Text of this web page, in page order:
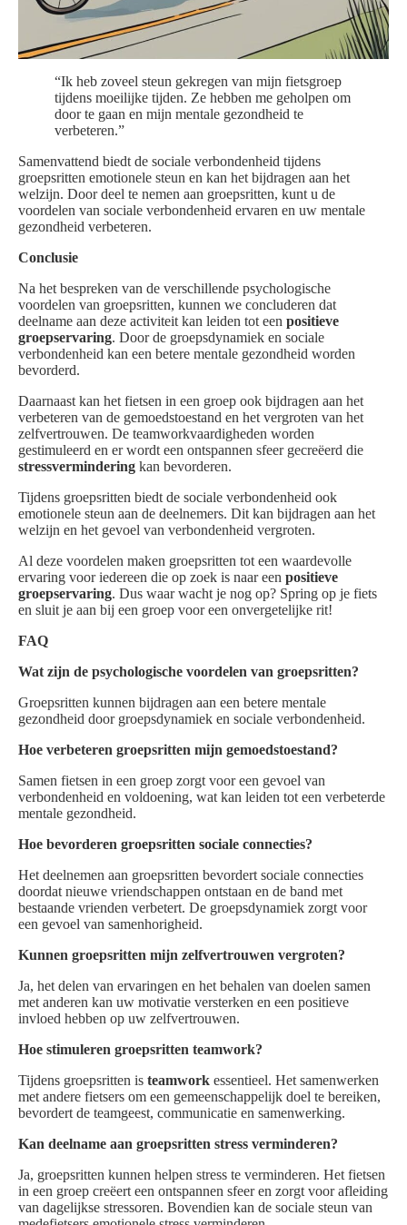
“Ik heb zoveel steun gekregen van mijn fietsgroep
tijdens moeilijke tijden. Ze hebben me geholpen om
door te gaan en mijn mentale gezondheid te
verbeteren.”
Samenvattend biedt de sociale verbondenheid tijdens
groepsritten emotionele steun en kan het bijdragen aan het
welzijn. Door deel te nemen aan groepsritten, kunt u de
voordelen van sociale verbondenheid ervaren en uw mentale
gezondheid verbeteren.
Conclusie
Na het bespreken van de verschillende psychologische
voordelen van groepsritten, kunnen we concluderen dat
deelname aan deze activiteit kan leiden tot een positieve
groepservaring. Door de groepsdynamiek en sociale
verbondenheid kan een betere mentale gezondheid worden
bevorderd.
Daarnaast kan het fietsen in een groep ook bijdragen aan het
verbeteren van de gemoedstoestand en het vergroten van het
zelfvertrouwen. De teamworkvaardigheden worden
gestimuleerd en er wordt een ontspannen sfeer gecreëerd die
stressvermindering kan bevorderen.
Tijdens groepsritten biedt de sociale verbondenheid ook
emotionele steun aan de deelnemers. Dit kan bijdragen aan het
welzijn en het gevoel van verbondenheid vergroten.
Al deze voordelen maken groepsritten tot een waardevolle
ervaring voor iedereen die op zoek is naar een positieve
groepservaring. Dus waar wacht je nog op? Spring op je fiets
en sluit je aan bij een groep voor een onvergetelijke rit!
FAQ
Wat zijn de psychologische voordelen van groepsritten?
Groepsritten kunnen bijdragen aan een betere mentale
gezondheid door groepsdynamiek en sociale verbondenheid.
Hoe verbeteren groepsritten mijn gemoedstoestand?
Samen fietsen in een groep zorgt voor een gevoel van
verbondenheid en voldoening, wat kan leiden tot een verbeterde
mentale gezondheid.
Hoe bevorderen groepsritten sociale connecties?
Het deelnemen aan groepsritten bevordert sociale connecties
doordat nieuwe vriendschappen ontstaan en de band met
bestaande vrienden verbetert. De groepsdynamiek zorgt voor
een gevoel van samenhorigheid.
Kunnen groepsritten mijn zelfvertrouwen vergroten?
Ja, het delen van ervaringen en het behalen van doelen samen
met anderen kan uw motivatie versterken en een positieve
invloed hebben op uw zelfvertrouwen.
Hoe stimuleren groepsritten teamwork?
Tijdens groepsritten is teamwork essentieel. Het samenwerken
met andere fietsers om een gemeenschappelijk doel te bereiken,
bevordert de teamgeest, communicatie en samenwerking.
Kan deelname aan groepsritten stress verminderen?
Ja, groepsritten kunnen helpen stress te verminderen. Het fietsen
in een groep creëert een ontspannen sfeer en zorgt voor afleiding
van dagelijkse stressoren. Bovendien kan de sociale steun van